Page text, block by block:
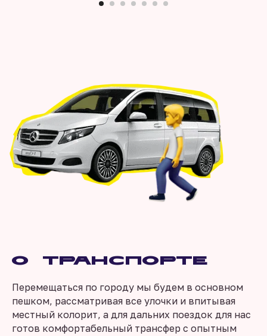
О транспорте
Перемещаться по городу мы будем в основном
пешком, рассматривая все улочки и впитывая
местный колорит, а для дальних поездок для нас
готов комфортабельный трансфер с опытным